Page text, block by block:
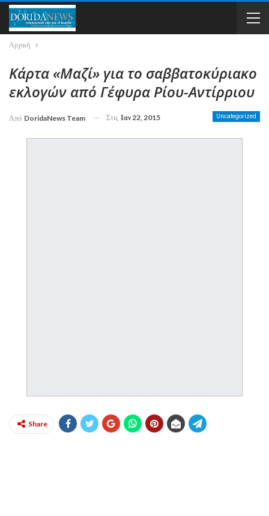
Αρχική
Κάρτα «Μαζί» για το σαββατοκύριακο
εκλογών από Γέφυρα Ρίου-Αντίρριου
Uncategorized
Από DoridaNews Team Στις Ιαν 22, 2015
Share